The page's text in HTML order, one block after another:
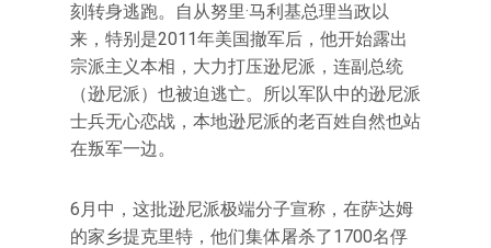
刻转身逃跑。自从努里·马利基总理当政以
来，特别是2011年美国撤军后，他开始露出
宗派主义本相，大力打压逊尼派，连副总统
（逊尼派）也被迫逃亡。所以军队中的逊尼派
士兵无心恋战，本地逊尼派的老百姓自然也站
在叛军一边。
6月中，这批逊尼派极端分子宣称，在萨达姆
的家乡提克里特，他们集体屠杀了1700名俘